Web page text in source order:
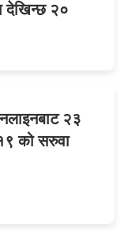
देखिन्छ २०
२३
को सरुवा